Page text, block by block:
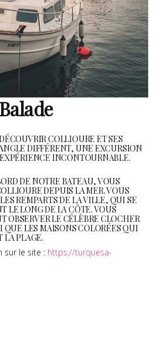
COLLIOURE ET SES
DIFFÉRENT, UNE EXCURSION
INCONTOURNABLE.
DE NOTRE BATEAU, VOUS
DEPUIS LA MER. VOUS
REMPARTS DE LA VILLE, QUI SE
LE LONG DE LA CÔTE. VOUS
OBSERVER LE CÉLÈBRE CLOCHER
LES MAISONS COLORÉES QUI
LA PLAGE.
sur le site : https://turquesa-